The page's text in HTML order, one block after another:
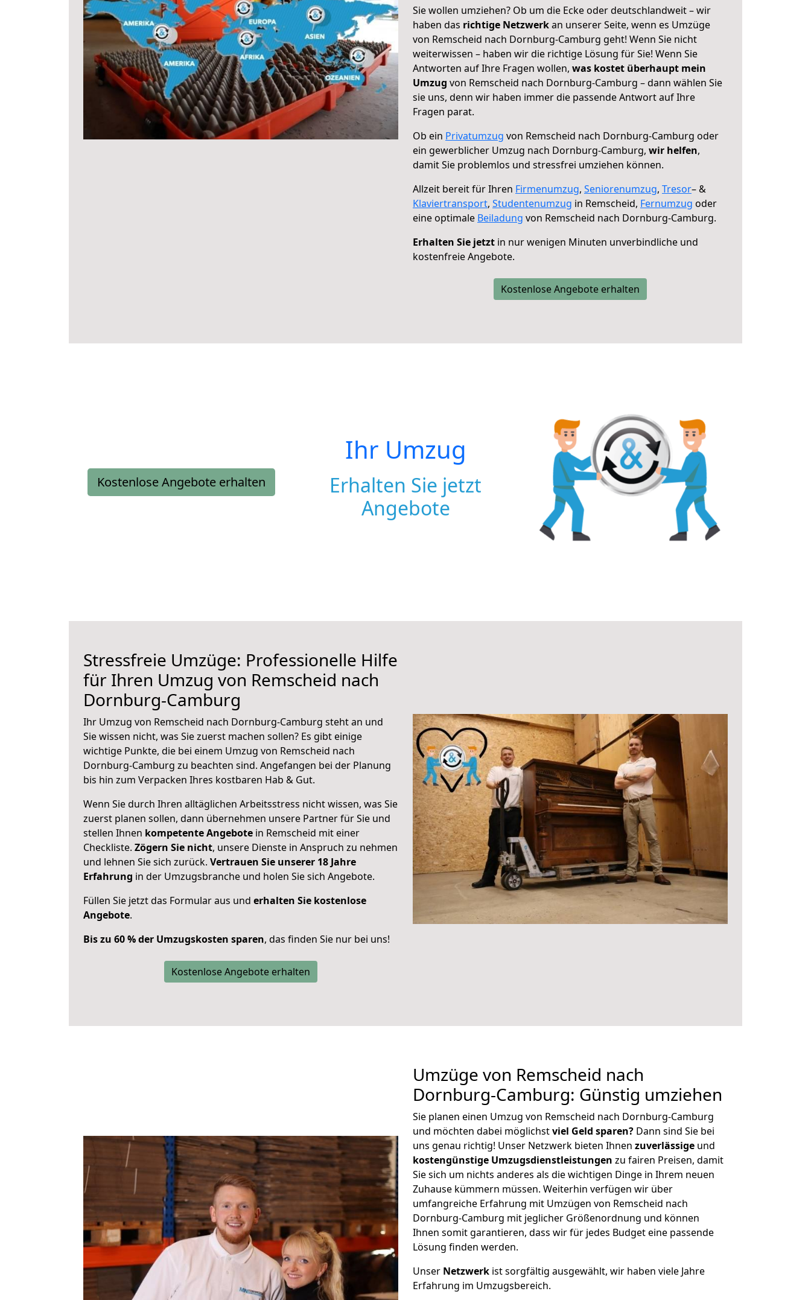
Sie wollen umziehen? Ob um die Ecke oder deutschlandweit – wir
haben das richtige Netzwerkan unserer Seite, wenn es Umzüge
von Remscheid nach Dornburg-Camburg geht! Wenn Sie nicht
weiterwissen – haben wir die richtige Lösung für Sie! Wenn Sie
Antworten auf Ihre Fragen wollen, was kostet überhaupt mein
Umzug von Remscheid nach Dornburg-Camburg – dann wählen Sie
sie uns, denn wir haben immer die passende Antwort auf Ihre
Fragen parat.
Ob ein Privatumzug von Remscheid nach Dornburg-Camburg oder
ein gewerblicher Umzug nach Dornburg-Camburg, wir helfen,
damit Sie problemlos und stressfrei umziehen können.
Allzeit bereit für Ihren Firmenumzug, Seniorenumzug, Tresor– &
Klaviertransport, Studentenumzug in Remscheid, Fernumzug oder
eine optimale Beiladung von Remscheid nach Dornburg-Camburg.
Erhalten Sie jetzt in nur wenigen Minuten unverbindliche und
kostenfreie Angebote.
Kostenlose Angebote erhalten
Kostenlose Angebote erhalten
Ihr Umzug
Erhalten Sie jetzt
Angebote
Stressfreie Umzüge: Professionelle Hilfe
für Ihren Umzug von Remscheid nach
Dornburg-Camburg
Ihr Umzug von Remscheid nach Dornburg-Camburg steht an und
Sie wissen nicht, was Sie zuerst machen sollen? Es gibt einige
wichtige Punkte, die bei einem Umzug von Remscheid nach
Dornburg-Camburg zu beachten sind. Angefangen bei der Planung
bis hin zum Verpacken Ihres kostbaren Hab & Gut.
Wenn Sie durch Ihren alltäglichen Arbeitsstress nicht wissen, was Sie
zuerst planen sollen, dann übernehmen unsere Partner für Sie und
stellen Ihnen kompetente Angebote in Remscheid mit einer
Checkliste. Zögern Sie nicht, unsere Dienste in Anspruch zu nehmen
und lehnen Sie sich zurück. Vertrauen Sie unserer 18 Jahre
Erfahrung in der Umzugsbranche und holen Sie sich Angebote.
Füllen Sie jetzt das Formular aus und erhalten Sie kostenlose
Angebote.
Bis zu 60 % der Umzugskosten sparen, das finden Sie nur bei uns!
Kostenlose Angebote erhalten
Umzüge von Remscheid nach
Dornburg-Camburg: Günstig umziehen
Sie planen einen Umzug von Remscheid nach Dornburg-Camburg
und möchten dabei möglichstviel Geld sparen? Dann sind Sie bei
uns genau richtig! Unser Netzwerk bieten Ihnen zuverlässige und
kostengünstige Umzugsdienstleistungen zu fairen Preisen, damit
Sie sich um nichts anderes als die wichtigen Dinge in Ihrem neuen
Zuhause kümmern müssen. Weiterhin verfügen wir über
umfangreiche Erfahrung mit Umzügen von Remscheid nach
Dornburg-Camburg mit jeglicher Größenordnung und können
Ihnen somit garantieren, dass wir für jedes Budget eine passende
Lösung finden werden.
Unser Netzwerk ist sorgfältig ausgewählt, wir haben viele Jahre
Erfahrung im Umzugsbereich.